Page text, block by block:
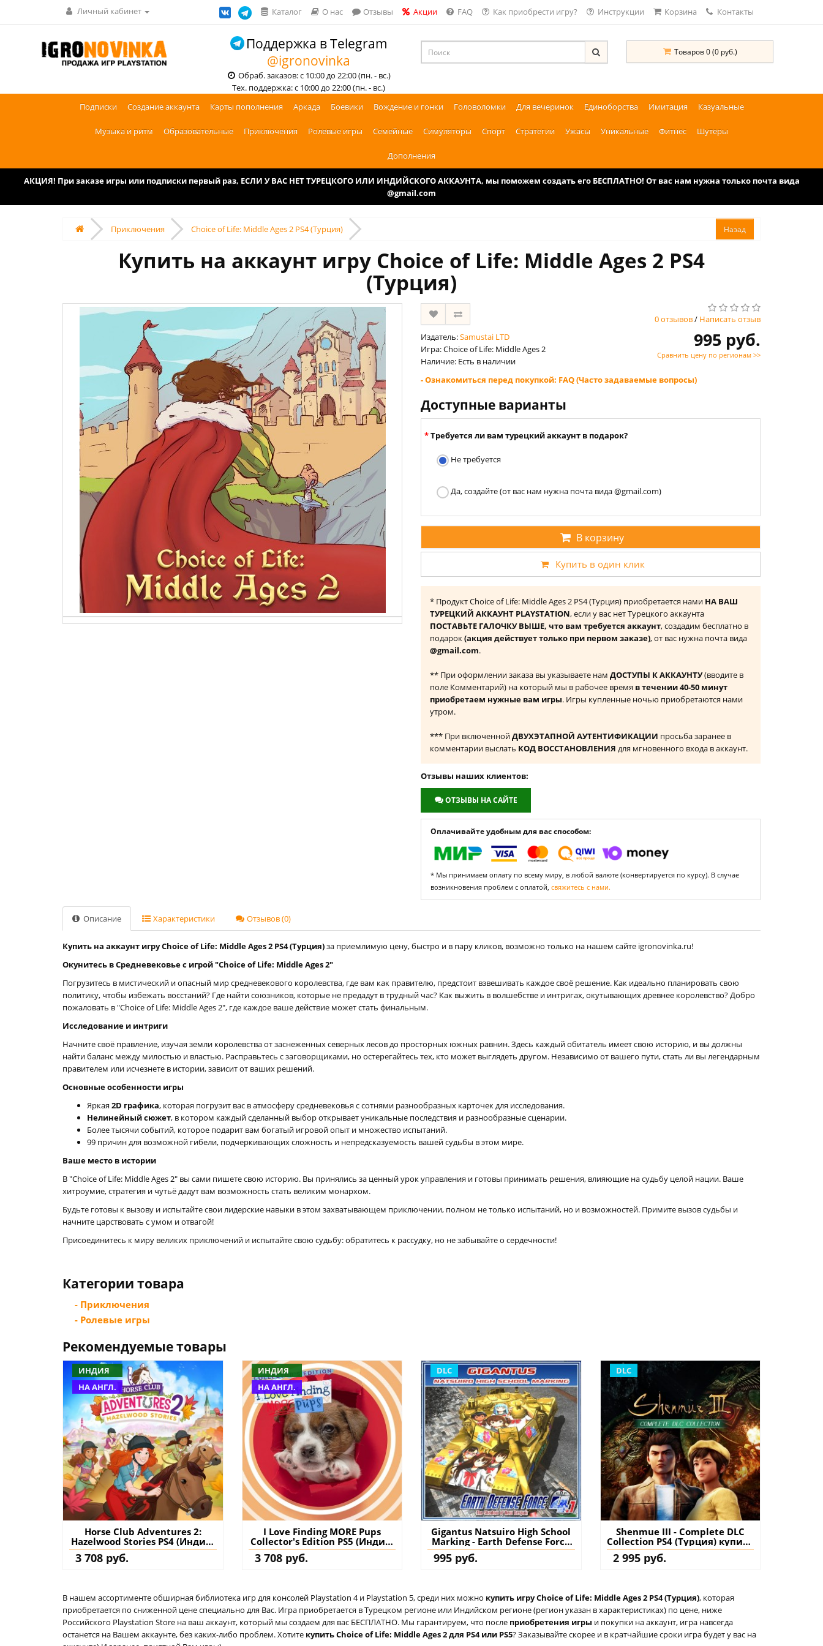
Личный кабинет Каталог О нас Отзывы Акции FAQ Как приобрести игру? Инструкции Корзина Контакты
Поддержка в Telegram
@igronovinka
Обраб. заказов: с 10:00 до 22:00 (пн. - вс.)
Тех. поддержка: с 10:00 до 22:00 (пн. - вс.)
Товаров 0 (0 руб.)
Подписки Создание аккаунта Карты пополнения Аркада Боевики Вождение и гонки Головоломки Для вечеринок Единоборства Имитация Казуальные
Музыка и ритм Образовательные Приключения Ролевые игры Семейные Симуляторы Спорт Стратегии Ужасы Уникальные Фитнес Шутеры
Дополнения
АКЦИЯ! При заказе игры или подписки первый раз, ЕСЛИ У ВАС НЕТ ТУРЕЦКОГО ИЛИ ИНДИЙСКОГО АККАУНТА, мы поможем создать его БЕСПЛАТНО! От вас нам нужна только почта вида
@gmail.com
Приключения Choice of Life: Middle Ages 2 PS4 (Турция)
Купить на аккаунт игру Choice of Life: Middle Ages 2 PS4
(Турция)
0 отзывов/ Написать отзыв
Издатель:Samustai LTD
Игра: Choice of Life: Middle Ages 2
Наличие: Есть в наличии
995 руб.
Сравнить цену по регионам >>
- Ознакомиться перед покупкой: FAQ (Часто задаваемые вопросы)
Доступные варианты
Требуется ли вам турецкий аккаунт в подарок?
Не требуется
Да, создайте (от вас нам нужна почта вида @gmail.com)
В корзину
Купить в один клик
* Продукт Choice of Life: Middle Ages 2 PS4 (Турция) приобретается нами НА ВАШ
ТУРЕЦКИЙ АККАУНТ PLAYSTATION, если у вас нет Турецкого аккаунта
ПОСТАВЬТЕ ГАЛОЧКУ ВЫШЕ, что вам требуется аккаунт, создадим бесплатно в
подарок(акция действует только при первом заказе), от вас нужна почта вида
@gmail.com.
** При оформлении заказа вы указываете нам ДОСТУПЫ К АККАУНТУ(вводите в
поле Комментарий) на который мы в рабочее время в течении 40-50 минут
приобретаем нужные вам игры. Игры купленные ночью приобретаются нами
утром.
*** При включеннойДВУХЭТАПНОЙ АУТЕНТИФИКАЦИИ просьба заранее в
комментарии выслать КОД ВОССТАНОВЛЕНИЯ для мгновенного входа в аккаунт.
Отзывы наших клиентов:
ОТЗЫВЫ НА САЙТЕ
Оплачивайте удобным для вас способом:
* Мы принимаем оплату по всему миру, в любой валюте (конвертируется по курсу). В случае
возникновения проблем с оплатой, свяжитесь с нами.
Описание Характеристики Отзывов (0)
Купить на аккаунт игру Choice of Life: Middle Ages 2 PS4 (Турция)за приемлимую цену, быстро и в пару кликов, возможно только на нашем сайте igronovinka.ru!
Окунитесь в Средневековье с игрой "Choice of Life: Middle Ages 2"
Погрузитесь в мистический и опасный мир средневекового королевства, где вам как правителю, предстоит взвешивать каждое своё решение. Как идеально планировать свою
политику, чтобы избежать восстаний? Где найти союзников, которые не предадут в трудный час? Как выжить в волшебстве и интригах, окутывающих древнее королевство? Добро
пожаловать в "Choice of Life: Middle Ages 2", где каждое ваше действие может стать финальным.
Исследование и интриги
Начните своё правление, изучая земли королевства от заснеженных северных лесов до просторных южных равнин. Здесь каждый обитатель имеет свою историю, и вы должны
найти баланс между милостью и властью. Расправьтесь с заговорщиками, но остерегайтесь тех, кто может выглядеть другом. Независимо от вашего пути, стать ли вы легендарным
правителем или исчезнете в истории, зависит от ваших решений.
Основные особенности игры
Яркая 2D графика, которая погрузит вас в атмосферу средневековья с сотнями разнообразных карточек для исследования.
Нелинейный сюжет, в котором каждый сделанный выбор открывает уникальные последствия и разнообразные сценарии.
Более тысячи событий, которое подарит вам богатый игровой опыт и множество испытаний.
99 причин для возможной гибели, подчеркивающих сложность и непредсказуемость вашей судьбы в этом мире.
Ваше место в истории
В "Choice of Life: Middle Ages 2" вы сами пишете свою историю. Вы принялись за ценный урок управления и готовы принимать решения, влияющие на судьбу целой нации. Ваше
хитроумие, стратегия и чутьё дадут вам возможность стать великим монархом.
Будьте готовы к вызову и испытайте свои лидерские навыки в этом захватывающем приключении, полном не только испытаний, но и возможностей. Примите вызов судьбы и
начните царствовать с умом и отвагой!
Присоединитесь к миру великих приключений и испытайте свою судьбу: обратитесь к рассудку, но не забывайте о сердечности!
Категории товара
- Приключения
- Ролевые игры
Рекомендуемые товары
ИНДИЯ
НА АНГЛ.
Horse Club Adventures 2:
Hazelwood Stories PS4 (Индия)
купить игру на аккаунт
3 708 руб.
ИНДИЯ
НА АНГЛ.
I Love Finding MORE Pups
Collector's Edition PS5 (Индия)
купить игру на аккаунт
3 708 руб.
DLC
Gigantus Natsuiro High School
Marking - Earth Defense Force
4.1: The Shadow of New Despair
PS4 (Турция) купить
995 руб.
DLC
Shenmue III - Complete DLC
Collection PS4 (Турция) купить
дополнение на аккаунт
2 995 руб.
В нашем ассортименте обширная библиотека игр для консолей Playstation 4 и Playstation 5, среди них можно купить игру Choice of Life: Middle Ages 2 PS4 (Турция), которая
приобретается по сниженной цене специально для Вас. Игра приобретается в Турецком регионе или Индийском регионе (регион указан в характеристиках) по цене, ниже
Российского Playstation Store на ваш аккаунт, который мы создаем для вас БЕСПЛАТНО. Мы гарантируем, что после приобретения игры и покупки на аккаунт, игра навсегда
останется на Вашем аккаунте, без каких-либо проблем. Хотите купить Choice of Life: Middle Ages 2 для PS4 или PS5? Заказывайте скорее и в кратчайшие сроки игра будет у вас на